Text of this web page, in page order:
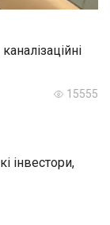
15555
інвестори,